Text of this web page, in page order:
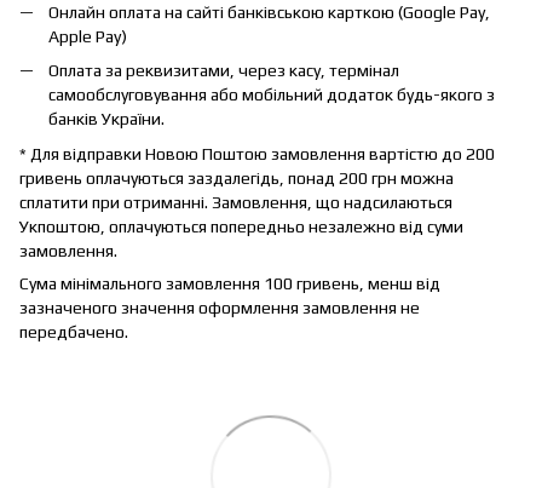
Онлайн оплата на сайті банківською карткою (Google Pay,
Apple Pay)
Оплата за реквизитами, через касу, термінал
самообслуговування або мобільний додаток будь-якого з
банків України.
* Для відправки Новою Поштою замовлення вартістю до 200
гривень оплачуються заздалегідь, понад 200 грн можна
сплатити при отриманні. Замовлення, що надсилаються
Укпоштою, оплачуються попередньо незалежно від суми
замовлення.
Сума мінімального замовлення 100 гривень, менш від
зазначеного значення оформлення замовлення не
передбачено.